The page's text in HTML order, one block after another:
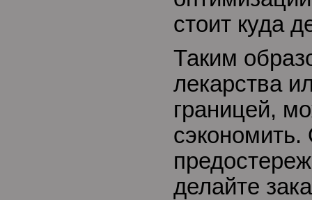
стоит куда
Таким
лекарства
границей,
сэкономить.
делайте